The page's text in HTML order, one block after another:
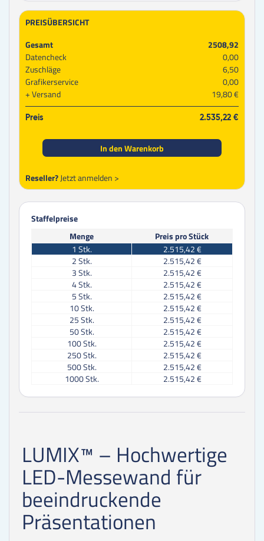
PREISÜBERSICHT
Gesamt
2508,92
Datencheck
0,00
Zuschläge
6,50
Grafikerservice
0,00
Versand
19,80 €
Preis 2.535,22 €
In den Warenkorb
Reseller?Jetzt anmelden >
Staffelpreise
Menge
Preis pro Stück
1 Stk.
2.515,42 €
2Stk.
2.515,42 €
3Stk.
2.515,42 €
4Stk.
2.515,42 €
5Stk.
2.515,42 €
10Stk.
2.515,42 €
25Stk.
2.515,42 €
50Stk.
2.515,42 €
100Stk.
2.515,42 €
250Stk.
2.515,42 €
500Stk.
2.515,42 €
1000Stk. 2.515,42 €
LUMIX™ – Hochwertige
LED-Messewand für
beeindruckende
Präsentationen